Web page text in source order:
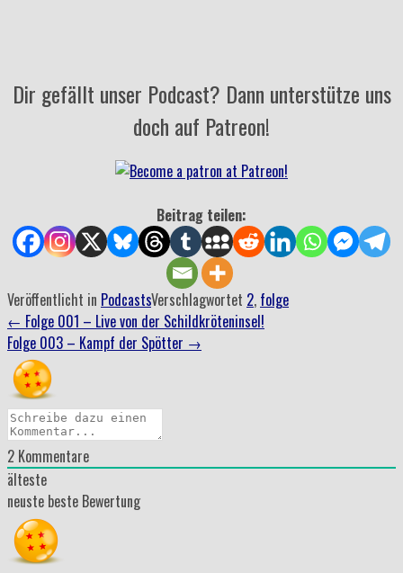
Dir gefällt unser Podcast? Dann unterstütze uns
doch auf Patreon!
Beitrag teilen:
Veröffentlicht in PodcastsVerschlagwortet 2, folge
Beitrag
Navigation
← Folge 001 – Live von der Schildkröteninsel!
Folge 003 – Kampf der Spötter →
2 Kommentare
älteste
neuste beste Bewertung